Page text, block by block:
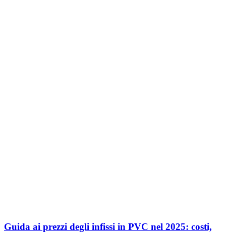
Guida ai prezzi degli infissi in PVC nel 2025: costi,